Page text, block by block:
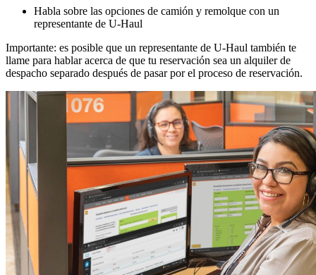
Habla sobre las opciones de camión y remolque con un
representante de U-Haul
Importante: es posible que un representante de U-Haul también te
llame para hablar acerca de que tu reservación sea un alquiler de
despacho separado después de pasar por el proceso de reservación.